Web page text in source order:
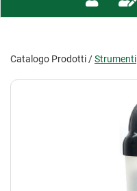
Catalogo Prodotti /Strumenti